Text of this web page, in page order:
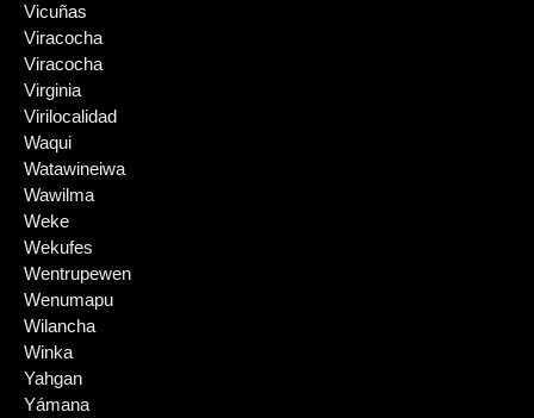
Vicuñas
Viracocha
Viracocha
Virginia
Virilocalidad
Waqui
Watawineiwa
Wawilma
Weke
Wekufes
Wentrupewen
Wenumapu
Wilancha
Winka
Yahgan
Yámana